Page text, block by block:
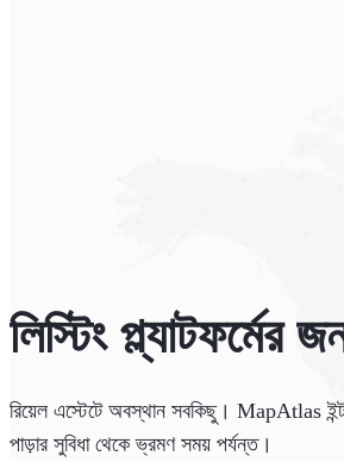
লিস্টিং
রিয়েল এস্টেটে অবস্থান সবকিছু। MapAtlas
পাড়ার সুবিধা থেকে ভ্রমণ সময় পর্যন্ত।